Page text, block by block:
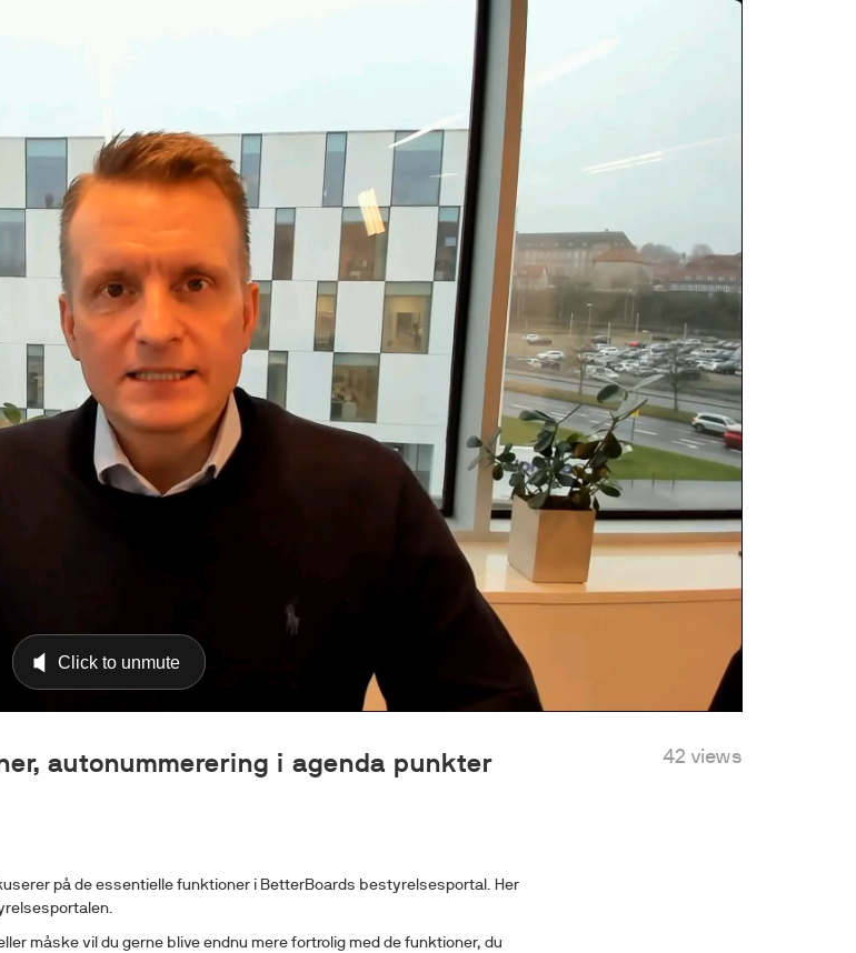
autonummerering i agenda punkter
42 views
på de essentielle funktioner i BetterBoards bestyrelsesportal. Her
måske vil du gerne blive endnu mere fortrolig med de funktioner, du